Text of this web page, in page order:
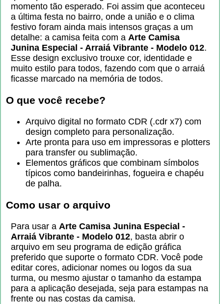
momento tão esperado. Foi assim que aconteceu
a última festa no bairro, onde a união e o clima
festivo foram ainda mais intensos graças a um
detalhe: a camisa feita com a Arte Camisa
Junina Especial - Arraiá Vibrante - Modelo 012.
Esse design exclusivo trouxe cor, identidade e
muito estilo para todos, fazendo com que o arraiá
ficasse marcado na memória de todos.
O que você recebe?
Arquivo digital no formato CDR (.cdr x7) com
design completo para personalização.
Arte pronta para uso em impressoras e plotters
para transfer ou sublimação.
Elementos gráficos que combinam símbolos
típicos como bandeirinhas, fogueira e chapéu
de palha.
Como usar o arquivo
Para usar a Arte Camisa Junina Especial -
Arraiá Vibrante - Modelo 012, basta abrir o
arquivo em seu programa de edição gráfica
preferido que suporte o formato CDR. Você pode
editar cores, adicionar nomes ou logos da sua
turma, ou mesmo ajustar o tamanho da estampa
para a aplicação desejada, seja para estampas na
frente ou nas costas da camisa.